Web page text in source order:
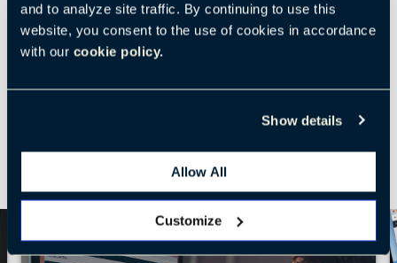
and to analyze site traffic. By continuing to use this
website, you consent to the use of cookies in accordance
with our cookie policy.
Show details
Allow All
Customize
多个方案可节省时间并加速空间规划